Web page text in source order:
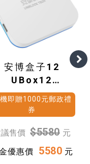
安博盒子12
UBox12
(4G+64G)
即贈1000元郵政禮
券
售價 $5580 元
優惠價
5580 元